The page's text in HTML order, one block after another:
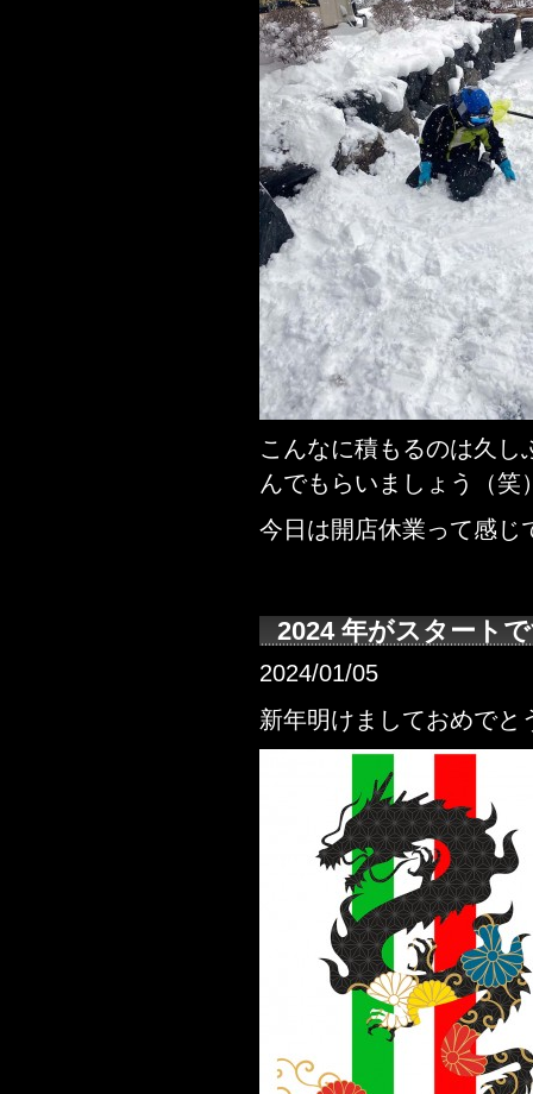
こんなに積もるのは久
んでもらいましょう（笑
今日は開店休業って感じ
2024 年がスタート
2024/01/05
新年明けましておめでと